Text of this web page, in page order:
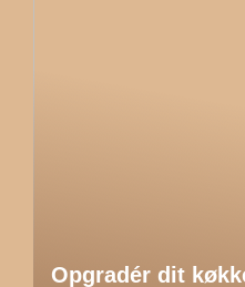
Opgradér dit